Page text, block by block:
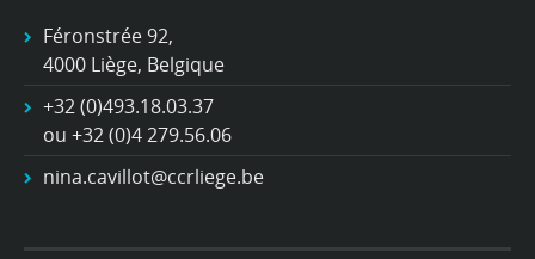
Féronstrée 92,
4000 Liège, Belgique
+32 (0)493.18.03.37
ou +32 (0)4 279.56.06
nina.cavillot@ccrliege.be